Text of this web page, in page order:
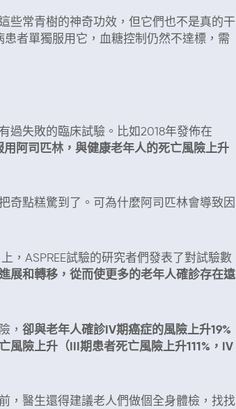
常青樹的神奇功效，但它們也不是真的干
者單獨服用它，血糖控制仍然不達標，需
失敗的臨床試驗。比如2018年發佈在
用阿司匹林，與健康老年人的死亡風險上升
點糕驚到了。可為什麼阿司匹林會導致因
ASPREE試驗的研究者們發表了對試驗數
展和轉移，從而使更多的老年人確診存在遠
， 卻與老年人確診IV期癌症的風險上升19%
險上升（III期患者死亡風險上升111%，IV
醫生還得建議老人們做個全身體檢，找找